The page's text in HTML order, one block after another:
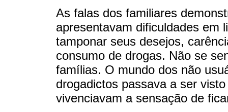
As falas dos familiares
apresentavam dificuldades em
tamponar seus desejos,
consumo de drogas. Não se
famílias. O mundo dos não
drogadictos passava a ser
vivenciavam a sensação de